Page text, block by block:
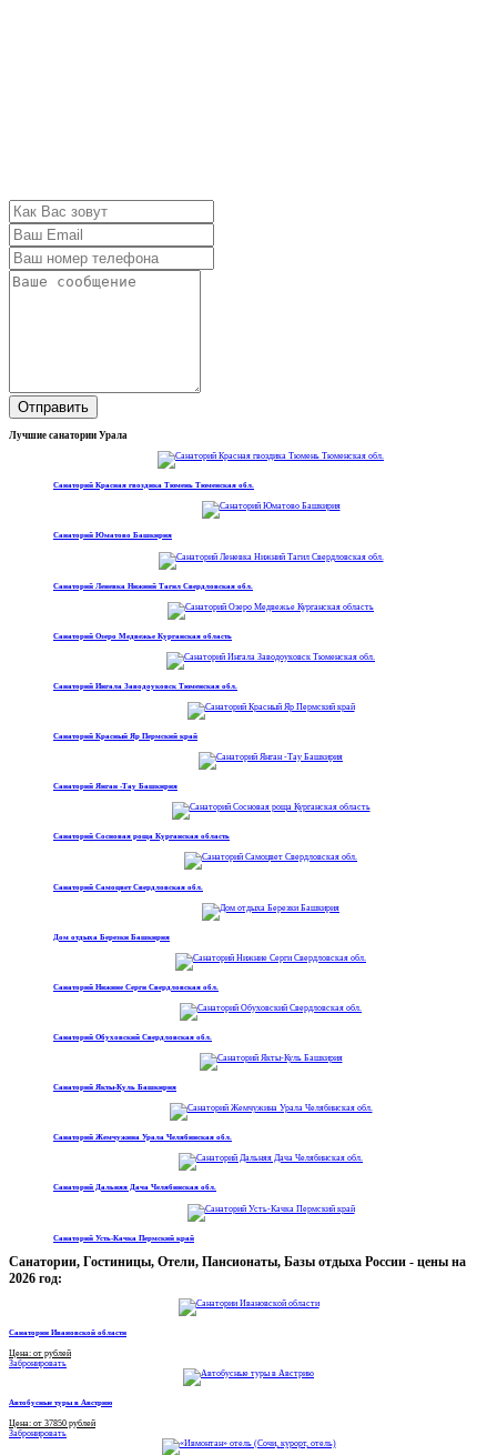
Отправить
Лучшие санатории Урала
Санаторий Красная гвоздика Тюмень Тюменская обл.
Санаторий Юматово Башкирия
Санаторий Леневка Нижний Тагил Свердловская обл.
Санаторий Озеро Медвежье Курганская область
Санаторий Ингала Заводоуковск Тюменская обл.
Санаторий Красный Яр Пермский край
Санаторий Янган -Тау Башкирия
Санаторий Сосновая роща Курганская область
Санаторий Самоцвет Свердловская обл.
Дом отдыха Березки Башкирия
Санаторий Нижние Серги Свердловская обл.
Санаторий Обуховский Свердловская обл.
Санаторий Якты-Куль Башкирия
Санаторий Жемчужина Урала Челябинская обл.
Санаторий Дальняя Дача Челябинская обл.
Санаторий Усть-Качка Пермский край
Санатории, Гостиницы, Отели, Пансионаты, Базы отдыха России - цены на
2026 год:
Санатории Ивановской области
Цена: от рублей
Забронировать
Автобусные туры в Австрию
Цена: от 37850 рублей
Забронировать